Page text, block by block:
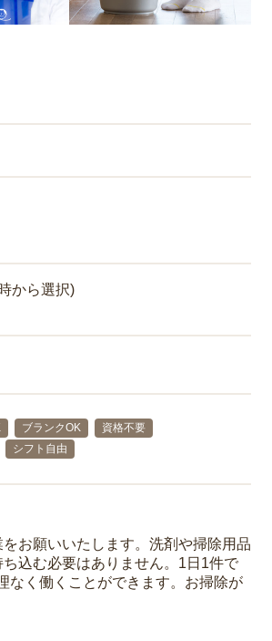
から選択)
ブランクOK
資格不要
シフト自由
お願いいたします。洗剤や掃除用品
込む必要はありません。1日1件で
なく働くことができます。お掃除が